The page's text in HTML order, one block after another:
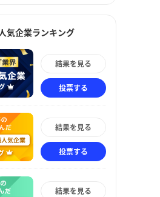
気企業ランキング
結果を見る
投票する
結果を見る
投票する
結果を見る